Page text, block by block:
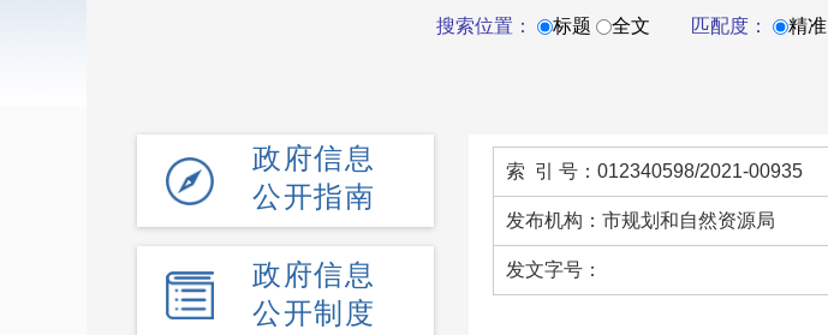
搜索位置： 标题 全文 匹配度： 精准
政府信息
公开指南
政府信息
公开制度
索 引 号：012340598/2021-00935
发布机构：市规划和自然资源局
发文字号：